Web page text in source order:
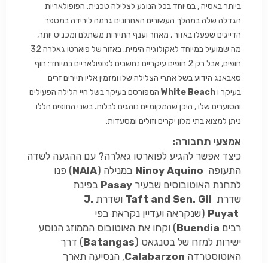
ביותר באסיה , במיוחד בכל הנוגע לצלילה טכנית. הפופולאריות
הגדלה שלה במהלך העשורים האחרונים גרמה לירידה במספר
הדייגים שפעלו באזור , מאחר וענף התיירות משתלם ומכניס יותר,
מה שמועיל במיוחד לאקולוגיה הימית. באזור של פוארטו גאלרה 32
חופים, אבל רק 2 חופים עיקריים נחשבים לפופולאריים במיוחד: חוף
סאבאנג הידוע בשל אתרי הצלילה שלו ומזמין אליו תיירים זרים
בעיקר וWhite Beach המפורסם בעיקר בשל חיי הלילה הפעילים
והסוערים שלו , היכן שהמקומיים נוהגים לבלות. בשני החופים הללו
ניתן למצוא בתי מלון יקרים וזולים ומסעדות.
אמצעי תחבורה:
כיצד אפשר להגיע לפוארטו גאלרה? עם ההגעה לשדה
התעופה Ninoy Aquino במנילה (NAIA) פנו
לתחנת האוטובוסים שבעיר Pasay בפינת
שדרת Taft and Sen. Gil ושדרת J.
Puyat (שנקראה ועדיין נקראת בפי
רבים Buendia) וקחו את האוטובוס הממוזג הנוסע
ישירות למזח של בטנגאס (Batangas) דרך
האוטוסטרדה Calabarzon, הנסיעה תארך